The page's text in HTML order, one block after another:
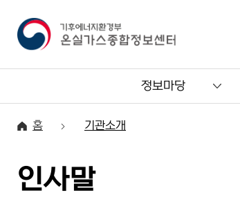
정보마당
홈 기관소개
인사말